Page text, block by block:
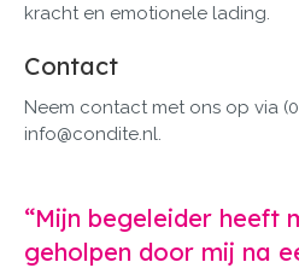
kracht en emotionele lading.
Contact
Neem contact met ons op via
info@condite.nl.
“Mijn begeleider heeft
geholpen door mij na